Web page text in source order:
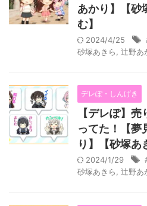
あかり】【砂
む】
2024/4/25
砂塚あきら
辻野あ
デレぽ・しんげき
【デレぽ】
ってた！【夢
り】【砂塚あ
2024/1/29
砂塚あきら
辻野あ